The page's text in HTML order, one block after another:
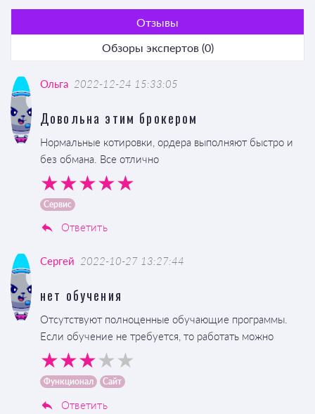
Отзывы
Обзоры экспертов (0)
Ольга 2022-12-24 15:33:05
Довольна этим брокером
Нормальные котировки, ордера выполняют быстро и
без обмана. Все отлично
Сервис
Ответить
Сергей 2022-10-27 13:27:44
нет обучения
Отсутствуют полноценные обучающие программы.
Если обучение не требуется, то работать можно
Функционал Сайт
Ответить